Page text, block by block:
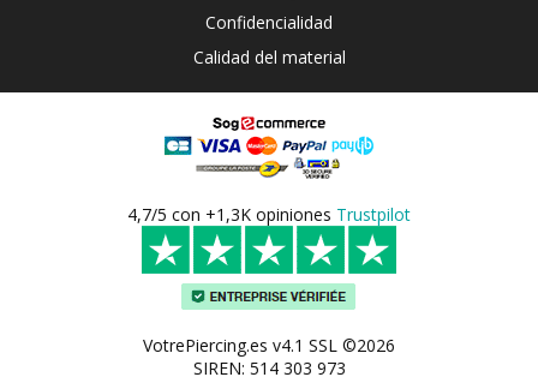
Confidencialidad
Calidad del material
4,7/5 con +1,3K opiniones Trustpilot
VotrePiercing.es v4.1 SSL ©2026
SIREN: 514 303 973